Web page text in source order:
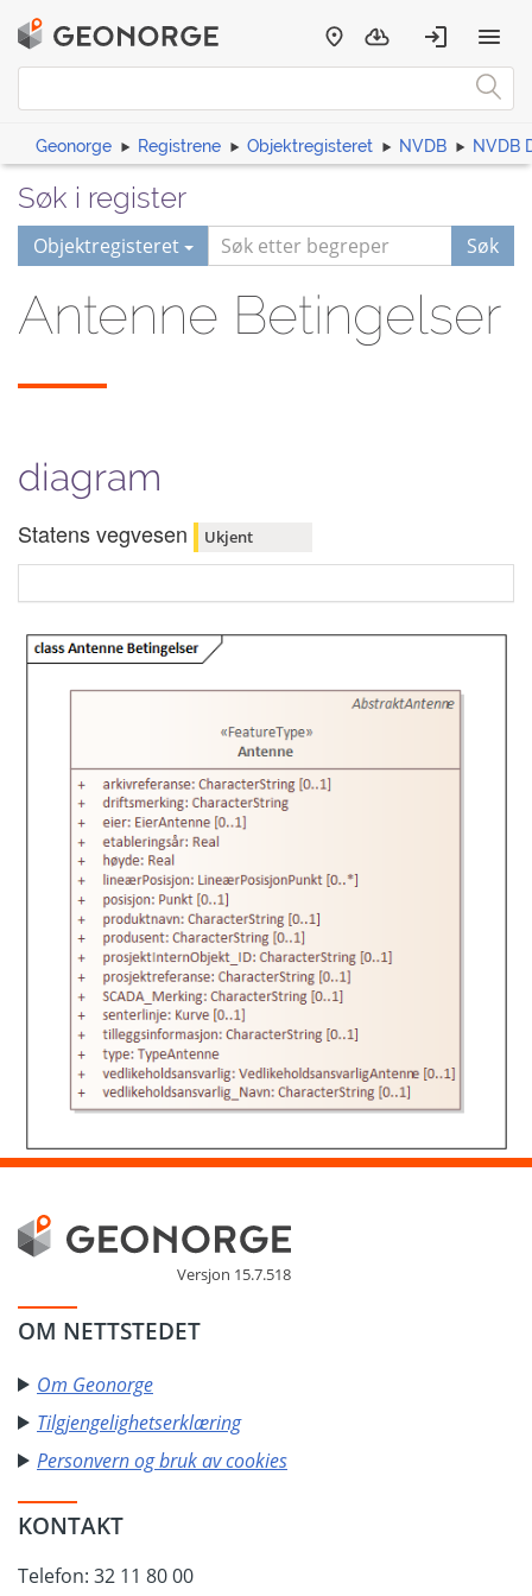
Geonorge Registrene Objektregisteret NVDB NVDB
Søk i register
Objektregisteret Søk
Antenne Betingelser
diagram
Statens vegvesen Ukjent